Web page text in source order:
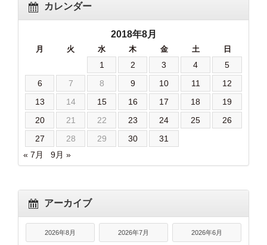
カレンダー
2018年8月
月 火 水 木 金 土 日
1 2 3 4
5
6
7 8 9 10 11
12
13
14 15 16 17 18
19
20
21 22 23 24 25
26
27
28 29 30
31
« 7月
9月 »
アーカイブ
2026年8月 2026年7月 2026年6月